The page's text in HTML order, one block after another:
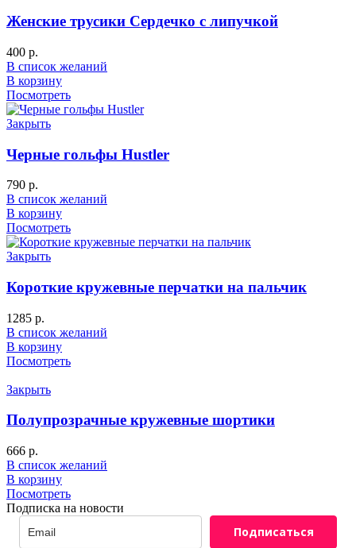
Женские трусики Сердечко с липучкой
400 р.
В список желаний
В корзину
Посмотреть
Закрыть
Черные гольфы Hustler
790 р.
В список желаний
В корзину
Посмотреть
Закрыть
Короткие кружевные перчатки на пальчик
1285 р.
В список желаний
В корзину
Посмотреть
Закрыть
Полупрозрачные кружевные шортики
666 р.
В список желаний
В корзину
Посмотреть
Подписка на новости
Подписаться